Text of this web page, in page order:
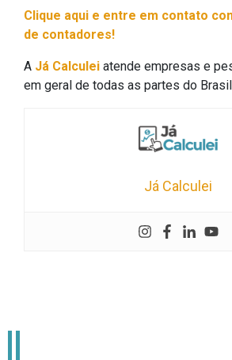
Clique aqui e entre em contato
de contadores!
A Já Calculei atende empresas e
em geral de todas as partes do
Já Calculei